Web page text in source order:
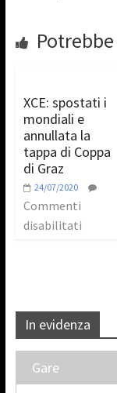
XCE: spostati i
mondiali e
annullata la
tappa di Coppa
di Graz
24/07/2020
Commenti
disabilitati
In evidenza
Gare